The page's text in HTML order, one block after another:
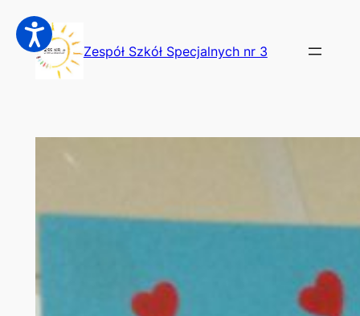
Przejdź
do
treści
Zespół Szkół Specjalnych nr 3